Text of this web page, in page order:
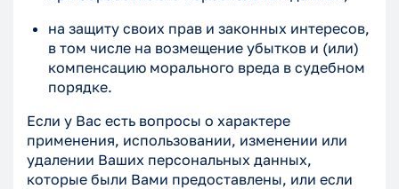
на защиту своих прав и законных интересов,
в том числе на возмещение убытков и (или)
компенсацию морального вреда в судебном
порядке.
Если у Вас есть вопросы о характере
применения, использовании, изменении или
удалении Ваших персональных данных,
которые были Вами предоставлены, или если